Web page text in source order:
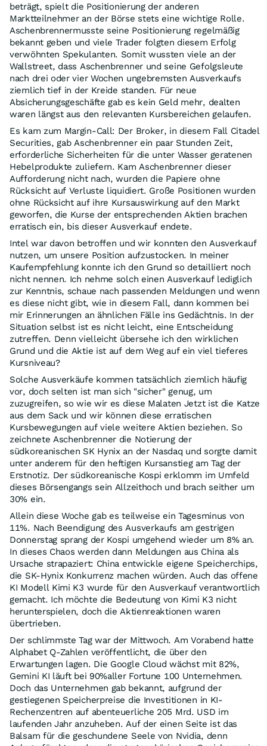
beträgt, spielt die Positionierung der anderen
Marktteilnehmer an der Börse stets eine wichtige Rolle.
Aschenbrennermusste seine Positionierung regelmäßig
bekannt geben und viele Trader folgten diesem Erfolg
verwöhnten Spekulanten. Somit wussten viele an der
Wallstreet, dass Aschenbrenner und seine Gefolgsleute
nach drei oder vier Wochen ungebremsten Ausverkaufs
ziemlich tief in der Kreide standen. Für neue
Absicherungsgeschäfte gab es kein Geld mehr, dealten
waren längst aus den relevanten Kursbereichen gelaufen.
Es kam zum Margin-Call: Der Broker, in diesem Fall Citadel
Securities, gab Aschenbrenner ein paar Stunden Zeit,
erforderliche Sicherheiten für die unter Wasser geratenen
Hebelprodukte zuliefern. Kam Aschenbrenner dieser
Aufforderung nicht nach, wurden die Papiere ohne
Rücksicht auf Verluste liquidiert. Große Positionen wurden
ohne Rücksicht auf ihre Kursauswirkung auf den Markt
geworfen, die Kurse der entsprechenden Aktien brachen
erratisch ein, bis dieser Ausverkauf endete.
Intel war davon betroffen und wir konnten den Ausverkauf
nutzen, um unsere Position aufzustocken. In meiner
Kaufempfehlung konnte ich den Grund so detailliert noch
nicht nennen. Ich nehme solch einen Ausverkauf lediglich
zur Kenntnis, schaue nach passenden Meldungen und wenn
es diese nicht gibt, wie in diesem Fall, dann kommen bei
mir Erinnerungen an ähnlichen Fälle ins Gedächtnis. In der
Situation selbst ist es nicht leicht, eine Entscheidung
zutreffen. Denn vielleicht übersehe ich den wirklichen
Grund und die Aktie ist auf dem Weg auf ein viel tieferes
Kursniveau?
Solche Ausverkäufe kommen tatsächlich ziemlich häufig
vor, doch selten ist man sich "sicher" genug, um
zuzugreifen, so wie wir es diese Malaten Jetzt ist die Katze
aus dem Sack und wir können diese erratischen
Kursbewegungen auf viele weitere Aktien beziehen. So
zeichnete Aschenbrenner die Notierung der
südkoreanischen SK Hynix an der Nasdaq und sorgte damit
unter anderem für den heftigen Kursanstieg am Tag der
Erstnotiz. Der südkoreanische Kospi erklomm im Umfeld
dieses Börsengangs sein Allzeithoch und brach seither um
30% ein.
Allein diese Woche gab es teilweise ein Tagesminus von
11%. Nach Beendigung des Ausverkaufs am gestrigen
Donnerstag sprang der Kospi umgehend wieder um 8% an.
In dieses Chaos werden dann Meldungen aus China als
Ursache strapaziert: China entwickle eigene Speicherchips,
die SK-Hynix Konkurrenz machen würden. Auch das offene
KI Modell Kimi K3 wurde für den Ausverkauf verantwortlich
gemacht. Ich möchte die Bedeutung von Kimi K3 nicht
herunterspielen, doch die Aktienreaktionen waren
übertrieben.
Der schlimmste Tag war der Mittwoch. Am Vorabend hatte
Alphabet Q-Zahlen veröffentlicht, die über den
Erwartungen lagen. Die Google Cloud wächst mit 82%,
Gemini KI läuft bei 90%aller Fortune 100 Unternehmen.
Doch das Unternehmen gab bekannt, aufgrund der
gestiegenen Speicherpreise die Investitionen in KI-
Rechenzentren auf abenteuerliche 205 Mrd. USD im
laufenden Jahr anzuheben. Auf der einen Seite ist das
Balsam für die geschundene Seele von Nvidia, denn